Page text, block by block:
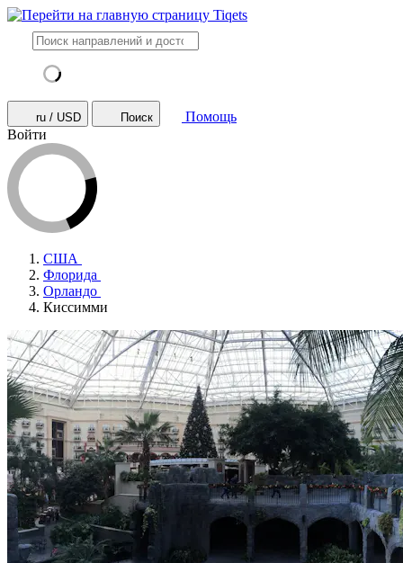
ru / USD Поиск
Помощь
Войти
США
Флорида
Орландо
Киссимми